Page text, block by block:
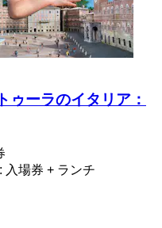
ゥーラのイタリア：
入場券 + ランチ